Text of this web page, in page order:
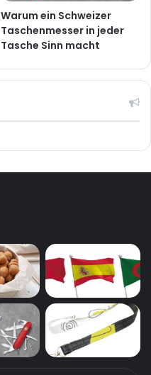
Warum ein Schweizer
Taschenmesser in jeder
Tasche Sinn macht